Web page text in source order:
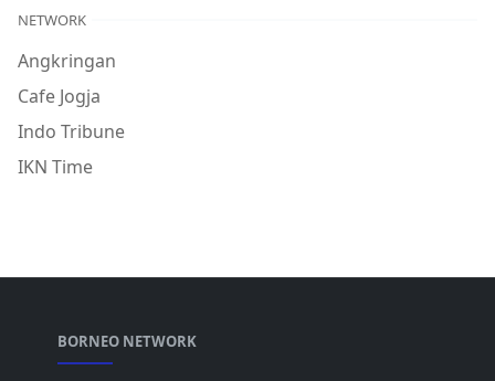
NETWORK
Angkringan
Cafe Jogja
Indo Tribune
IKN Time
BORNEO NETWORK